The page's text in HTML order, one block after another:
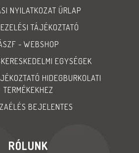
NYILATKOZAT ŰRLAP
TÁJÉKOZTATÓ
- WEBSHOP
EGYSÉGEK
HIDEGBURKOLATI
TERMÉKEKHEZ
BEJELENTES
RÓLUNK